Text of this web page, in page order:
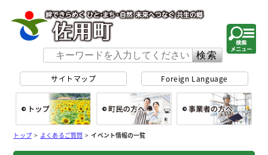
サイトマップ Foreign Language
総合トップ
トップ> よくあるご質問>イベント情報の一覧